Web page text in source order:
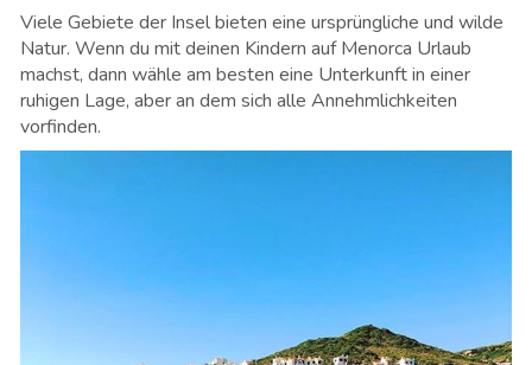
Viele Gebiete der Insel bieten eine ursprüngliche und wilde
Natur. Wenn du mit deinen Kindern auf Menorca Urlaub
machst, dann wähle am besten eine Unterkunft in einer
ruhigen Lage, aber an dem sich alle Annehmlichkeiten
vorfinden.